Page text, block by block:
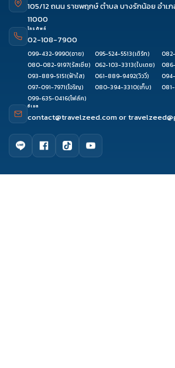
105/12 ถนน ราชพฤกษ์ ตำบล บางรักน้อย อำเ
11000
โทรศัพท์
02-108-7900
099-432-9990(อาย) 095-524-5513(เติร์ก)
080-082-9197(รัสเซีย) 062-103-3313(ใบเตย)
093-889-5151(ฟ้าใส) 061-889-9492(วิววี่)
097-091-7971(โจริญ) 080-394-3310(เก็บ)
099-635-0416(โฟล์ค)
อีเมล
contact@travelzeed.comor